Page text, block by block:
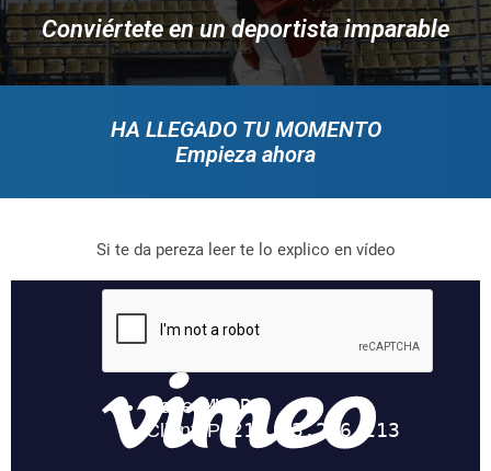
Conviértete en un deportista imparable
HA LLEGADO TU MOMENTO
Empieza ahora
Si te da pereza leer te lo explico en vídeo